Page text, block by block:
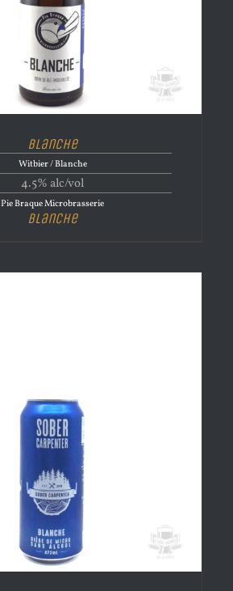
Blanche
Witbier / Blanche
4.5% alc/vol
Pie Braque Microbrasserie
Blanche